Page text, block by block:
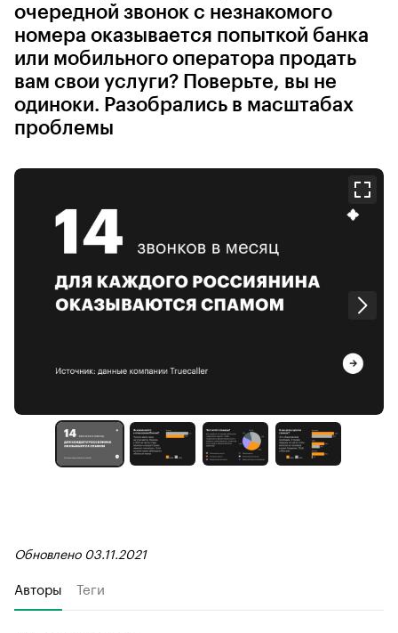
очередной звонок с незнакомого
номера оказывается попыткой банка
или мобильного оператора продать
вам свои услуги? Поверьте, вы не
одиноки. Разобрались в масштабах
проблемы
Обновлено 03.11.2021
Авторы Теги